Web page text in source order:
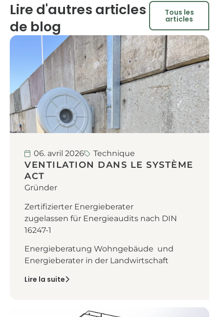
Lire d'autres articles
de blog
Tous les
articles
06. avril 2026 Technique
VENTILATION DANS LE SYSTÈME
ACT
Gründer
Zertifizierter Energieberater
zugelassen für Energieaudits nach DIN
16247-1
Energieberatung Wohngebäude und
Energieberater in der Landwirtschaft
Lire la suite